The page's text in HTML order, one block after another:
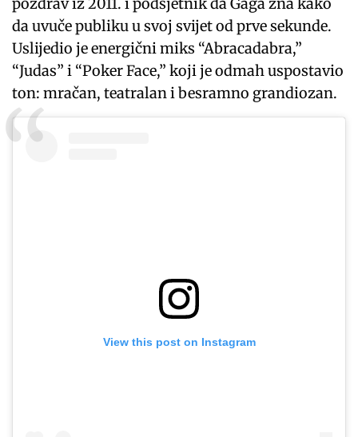
da uvuče publiku u svoj svijet od prve sekunde.
Uslijedio je energični miks “Abracadabra,”
“Judas” i “Poker Face,” koji je odmah uspostavio
ton: mračan, teatralan i besramno grandiozan.
View this post on Instagram